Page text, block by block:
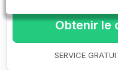
Obtenir le
SERVICE